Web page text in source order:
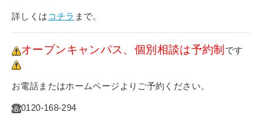
詳しくは コチラ まで。
オープンキャンパス、個別相談は予約制 です
お電話またはホームページよりご予約ください。
0120-168-294